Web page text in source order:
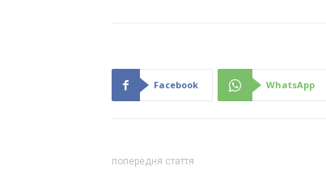
Facebook WhatsApp
попередня стаття